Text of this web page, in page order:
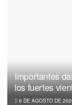
Importantes
los fuertes
6 DE AGOSTO DE